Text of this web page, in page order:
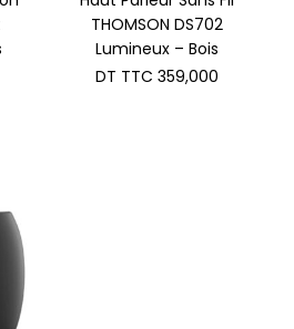
THOMSON DS702
Lumineux – Bois
DT TTC 359,000